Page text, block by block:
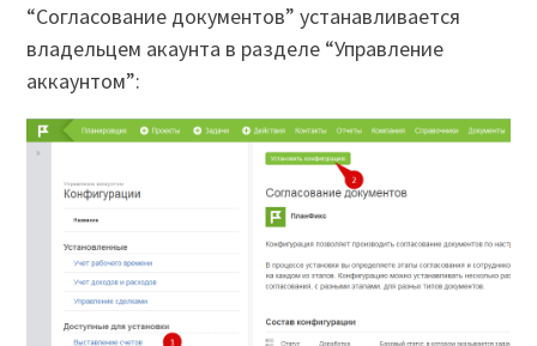
“Согласование документов” устанавливается
владельцем акаунта в разделе “Управление
аккаунтом”: